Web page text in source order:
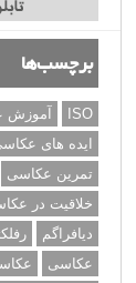
برچسب‌ها
ISO آموزش
ایده های
تمرین عکاسی
خلاقیت در
دیافراگم
عکاسی